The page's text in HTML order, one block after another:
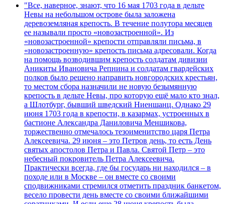
"Все, наверное, знают, что 16 мая 1703 года в дельте
Невы на небольшом острове была заложена
деревоземляная крепость. В течение полутора месяцев
ее называли просто «новозастроенной». Из
«новозастроенной» крепости отправляли письма, в
«новозастроенную» крепость письма адресовали. Когда
на помощь возводившим крепость солдатам дивизии
Аникиты Ивановича Репнина и солдатам гвардейских
полков было решено направить новгородских крестьян,
то местом сбора назначили не новую безымянную
крепость в дельте Невы, про которую ещё мало кто знал,
а Шлотбург, бывший шведский Ниеншанц. Однако 29
июня 1703 года в крепости, в казармах, устроенных в
бастионе Александра Даниловича Меншикова,
торжественно отмечалось тезоименитство царя Петра
Алексеевича. 29 июня – это Петров день, то есть День
святых апостолов Петра и Павла. Святой Петр – это
небесный покровитель Петра Алексеевича.
Практически всегда, где бы государь ни находился – в
походе или в Москве – он вместе со своими
сподвижниками стремился отметить праздник банкетом,
весело провести день вместе со своими ближайшими